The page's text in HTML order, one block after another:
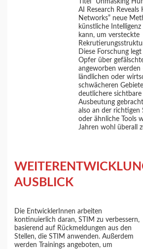
Titel “Unmasking
AI Research
Networks” neue
künstliche
kann, um versteckte
Diese Forschung
Opfer über
angeworben werden
ländlichen oder
schwächeren
deutlichere
Ausbeutung
also an der richtigen
oder ähnliche Tools
Jahren wohl überall
AUSBLICK
Die EntwicklerInnen arbeiten
kontinuierlich daran, STIM zu verbessern,
basierend auf Rückmeldungen aus den
Stellen, die STIM anwenden. Außerdem
werden Trainings angeboten, um